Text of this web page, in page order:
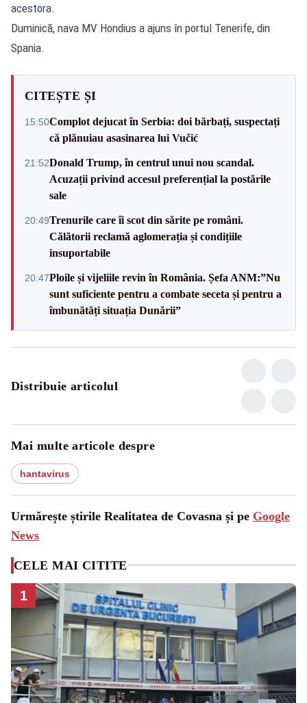
acestora.
Duminică, nava MV Hondius a ajuns în portul Tenerife, din
Spania.
CITEȘTE ȘI
15:50Complot dejucat în Serbia: doi bărbați, suspectați
că plănuiau asasinarea lui Vučić
21:52Donald Trump, în centrul unui nou scandal.
Acuzații privind accesul preferențial la postările
sale
20:49Trenurile care îi scot din sărite pe români.
Călătorii reclamă aglomerația și condițiile
insuportabile
20:47Ploile și vijeliile revin în România. Șefa ANM:”Nu
sunt suficiente pentru a combate seceta și pentru a
îmbunătăți situația Dunării”
Distribuie articolul
Mai multe articole despre
hantavirus
Urmărește știrile Realitatea de Covasna și pe Google
News
CELE MAI CITITE
1